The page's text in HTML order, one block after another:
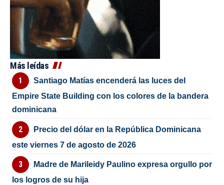
Más leídas
Santiago Matías encenderá las luces del
Empire State Building con los colores de la bandera
dominicana
Precio del dólar en la República Dominicana
este viernes 7 de agosto de 2026
Madre de Marileidy Paulino expresa orgullo por
los logros de su hija